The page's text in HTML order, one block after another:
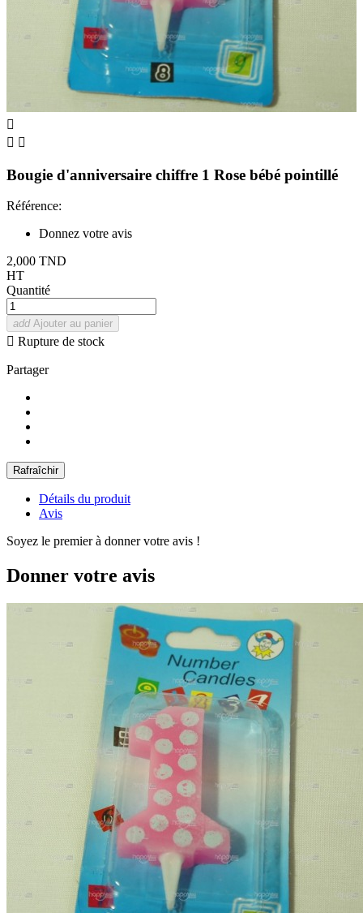

 
Bougie d'anniversaire chiffre 1 Rose bébé pointillé
Référence:
Donnez votre avis
2,000 TND
HT
Quantité
add Ajouter au panier
 Rupture de stock
Partager
Détails du produit
Avis
Soyez le premier à donner votre avis !
Donner votre avis